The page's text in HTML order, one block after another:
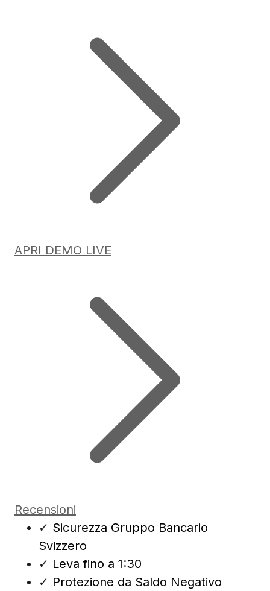
APRI DEMO LIVE
Recensioni
✓ Sicurezza Gruppo Bancario
Svizzero
✓ Leva fino a 1:30
✓ Protezione da Saldo Negativo